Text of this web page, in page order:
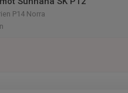
P14 Norra